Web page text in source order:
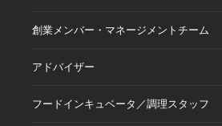
創業メンバー・マネージメントチーム
アドバイザー
フードインキュベータ／調理スタッフ